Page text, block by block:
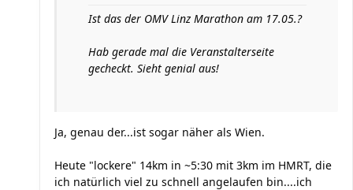
Ist das der OMV Linz Marathon am 17.05.?
Hab gerade mal die Veranstalterseite
gecheckt. Sieht genial aus!
Ja, genau der...ist sogar näher als Wien.
Heute "lockere" 14km in ~5:30 mit 3km im HMRT, die
ich natürlich viel zu schnell angelaufen bin....ich